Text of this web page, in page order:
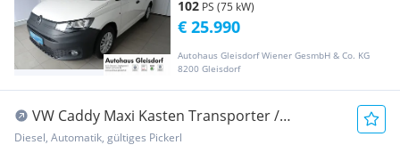
102 PS (75 kW)
Autohaus Gleisdorf Wiener GesmbH & Co. KG
8200 Gleisdorf
€ 25.990
VW Caddy Maxi Kasten Transporter /
Kastenwagen
Diesel, Automatik, gültiges Pickerl